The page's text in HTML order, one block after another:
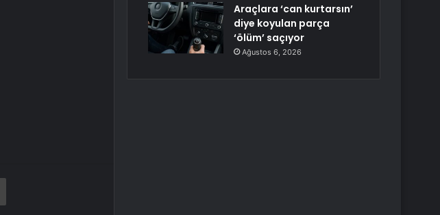
Yazdır
Araçlara ‘can kurtarsın’
diye koyulan parça
‘ölüm’ saçıyor
Ağustos 6, 2026